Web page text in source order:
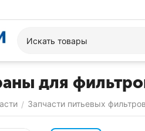
для
/ Запчасти питьевых фильтров